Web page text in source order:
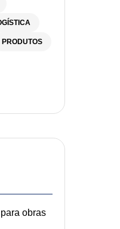
PRODUTOS
obras